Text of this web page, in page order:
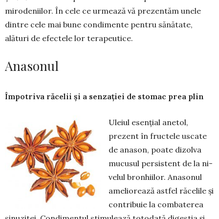
mirodeniilor. În cele ce urmează vă pre­zentăm une­le
dintre cele mai bune condi­men­te pentru să­nătate,
alături de efec­tele lor tera­peutice.
Anasonul
Împotriva răcelii și a senzației de stomac prea plin
Uleiul esențial anetol,
prezent în fructele uscate
de anason, poate di­zolva
mucusul persistent de la ni­
velul bronhiilor. Anasonul
amelio­rează astfel răcelile și
contribuie la combaterea